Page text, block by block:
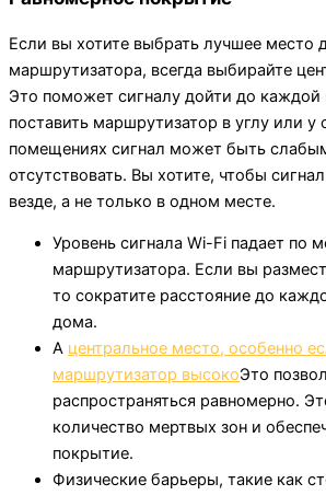
Если вы хотите выбрать лучшее место
маршрутизатора, всегда выбирайте
Это поможет сигналу дойти до каждой
поставить маршрутизатор в углу или у
помещениях сигнал может быть
отсутствовать. Вы хотите, чтобы
везде, а не только в одном месте.
Уровень сигнала Wi-Fi падает по
маршрутизатора. Если вы
то сократите расстояние до
дома.
A центральное место, особенно
маршрутизатор высокоЭто
распространяться равномерно.
количество мертвых зон и
покрытие.
Физические барьеры, такие как